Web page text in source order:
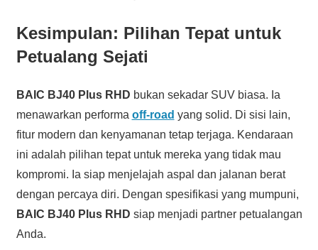
Kesimpulan: Pilihan Tepat untuk
Petualang Sejati
BAIC BJ40 Plus RHD bukan sekadar SUV biasa. Ia
menawarkan performa off-road yang solid. Di sisi lain,
fitur modern dan kenyamanan tetap terjaga. Kendaraan
ini adalah pilihan tepat untuk mereka yang tidak mau
kompromi. Ia siap menjelajah aspal dan jalanan berat
dengan percaya diri. Dengan spesifikasi yang mumpuni,
BAIC BJ40 Plus RHD siap menjadi partner petualangan
Anda.